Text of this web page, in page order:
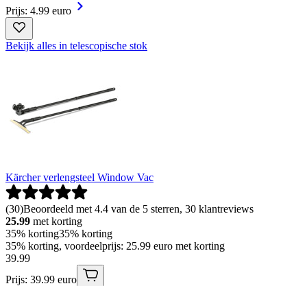
Prijs: 4.99 euro
Bekijk alles in telescopische stok
Kärcher verlengsteel Window Vac
(30)Beoordeeld met 4.4 van de 5 sterren, 30 klantreviews
25.99 met korting
35% korting35% korting
35% korting, voordeelprijs: 25.99 euro met korting
39.99
Prijs: 39.99 euro